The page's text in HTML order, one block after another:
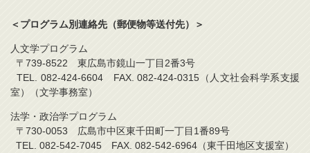
＜プログラム別連絡先（郵便物等送付先）＞
人文学プログラム
〒739-8522 東広島市鏡山一丁目2番3号
TEL. 082-424-6604 FAX. 082-424-0315（人文社会科学系支援
室）（文学事務室）
法学・政治学プログラム
〒730-0053 広島市中区東千田町一丁目1番89号
TEL. 082-542-7045 FAX. 082-542-6964（東千田地区支援室）